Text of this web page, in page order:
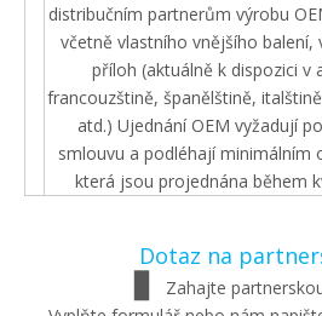
distribučním partnerům výrobu
včetně vlastního vnějšího balení,
příloh (aktuálně k dispozici v
francouzštině, španělštině,
atd.) Ujednání OEM vyžadují
smlouvu a podléhají minimálním
která jsou projednána během
Dotaz na
Zahajte